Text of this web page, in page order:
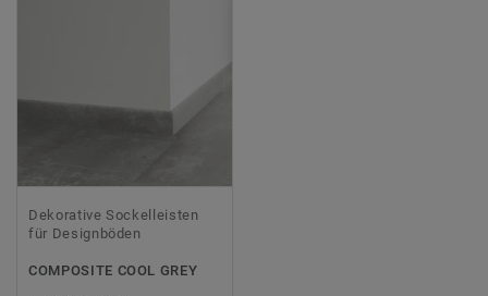
Dekorative Sockelleisten
für Designböden
COMPOSITE COOL GREY